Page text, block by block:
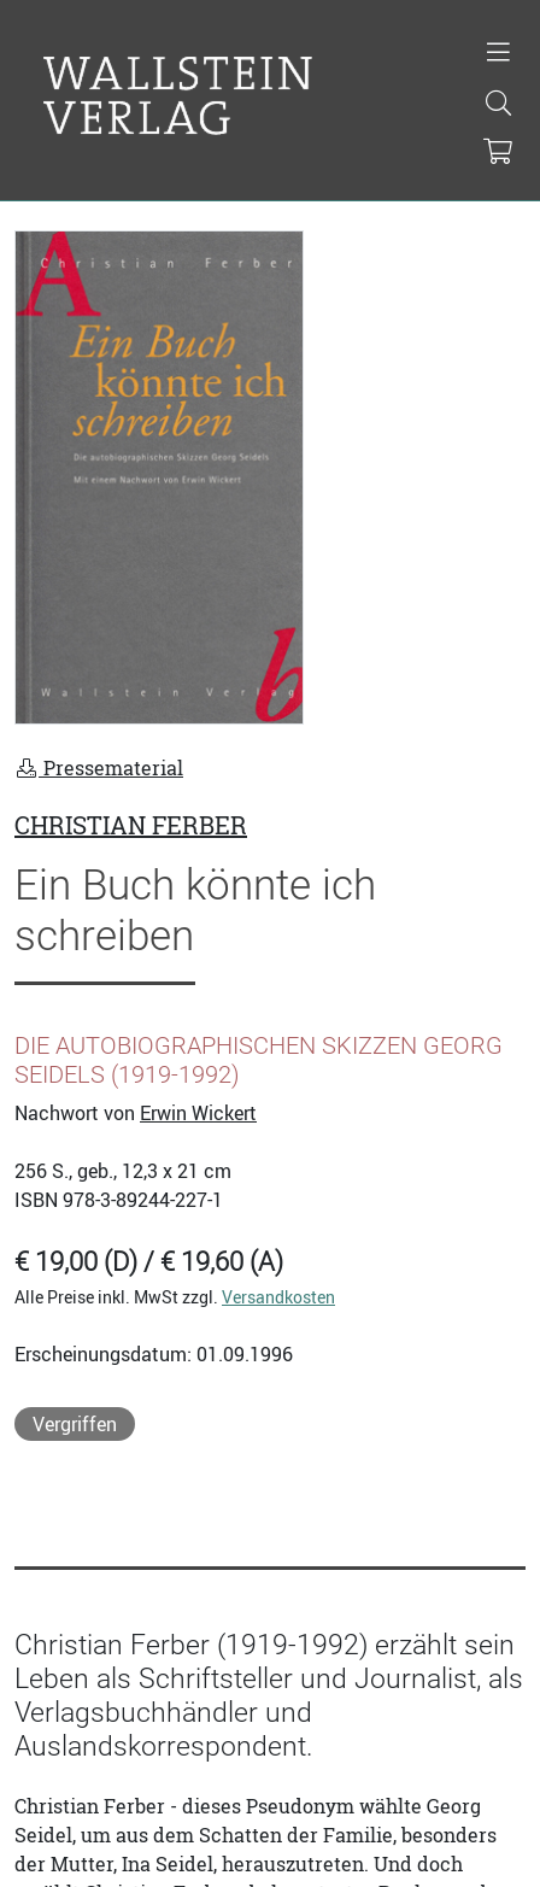
Pressematerial
CHRISTIAN FERBER
Ein Buch könnte ich
schreiben
DIE AUTOBIOGRAPHISCHEN SKIZZEN GEORG
SEIDELS (1919-1992)
Nachwort von Erwin Wickert
256 S., geb., 12,3 x 21 cm
ISBN 978-3-89244-227-1
€ 19,00 (D) / € 19,60 (A)
Alle Preise inkl. MwSt zzgl. Versandkosten
Erscheinungsdatum: 01.09.1996
Vergriffen
Christian Ferber (1919-1992) erzählt sein
Leben als Schriftsteller und Journalist, als
Verlagsbuchhändler und
Auslandskorrespondent.
Christian Ferber - dieses Pseudonym wählte Georg
Seidel, um aus dem Schatten der Familie, besonders
der Mutter, Ina Seidel, herauszutreten. Und doch